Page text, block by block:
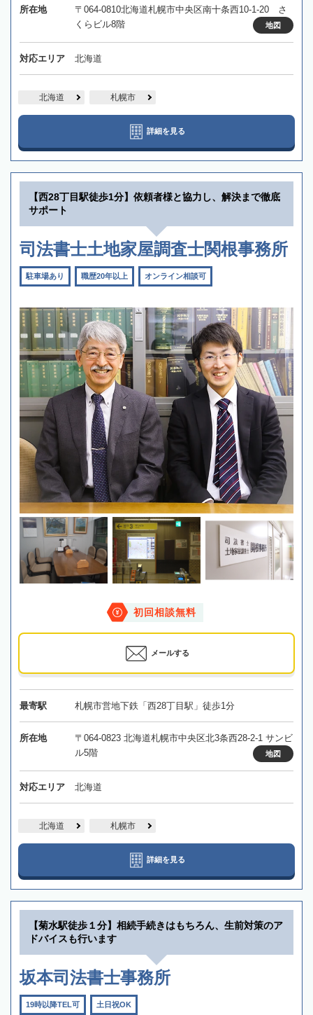
所在地
〒064-0810北海道札幌市中央区南十条西10-1-20 さ
くらビル8階
地図
対応エリア 北海道
北海道 札幌市
詳細を見る
【西28丁目駅徒歩1分】依頼者様と協力し、解決まで徹底
サポート
司法書士土地家屋調査士関根事務所
駐車場あり 職歴20年以上 オンライン相談可
初回相談無料
メールする
最寄駅 札幌市営地下鉄「西28丁目駅」徒歩1分
所在地
〒064-0823 北海道札幌市中央区北3条西28-2-1 サンビ
ル5階
地図
対応エリア 北海道
北海道 札幌市
詳細を見る
【菊水駅徒歩１分】相続手続きはもちろん、生前対策のア
ドバイスも行います
坂本司法書士事務所
19時以降TEL可 土日祝OK